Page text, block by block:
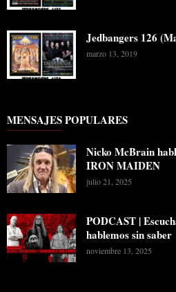
Jedbangers 126
marzo 13, 2019
MENSAJES POPULARES
Nicko McBrain
IRON MAIDEN
julio 21, 2025
PODCAST |
hablemos sin saber
noviembre 13, 2025